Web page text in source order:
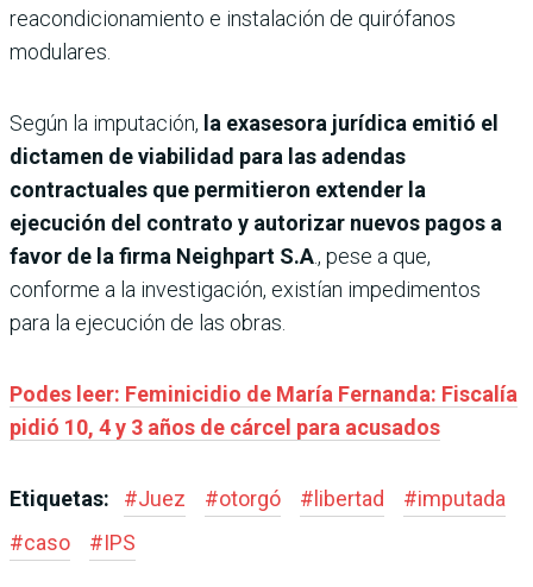
reacondicionamiento e instalación de quirófanos
modulares.
Según la imputación, la exasesora jurídica emitió el
dictamen de viabilidad para las adendas
contractuales que permitieron extender la
ejecución del contrato y autorizar nuevos pagos a
favor de la firma Neighpart S.A., pese a que,
conforme a la investigación, existían impedimentos
para la ejecución de las obras.
Podes leer: Feminicidio de María Fernanda: Fiscalía
pidió 10, 4 y 3 años de cárcel para acusados
Etiquetas: #Juez #otorgó # libertad #imputada
#caso #IPS